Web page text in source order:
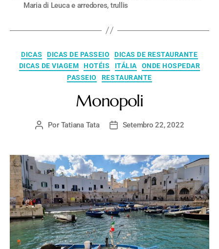
Maria di Leuca e arredores, trullis
DICAS DICAS DE PASSEIO
DICAS DE RESTAURANTE
DICAS DE VIAGEM
HOTÉIS ITÁLIA
ONDE HOSPEDAR
PASSEIO
RESTAURANTE
Monopoli
Por Tatiana Tata Setembro 22, 2022